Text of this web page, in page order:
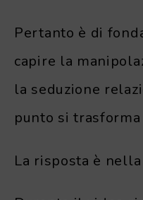
Pertanto è di
capire la
la seduzione
punto si
La risposta è nella